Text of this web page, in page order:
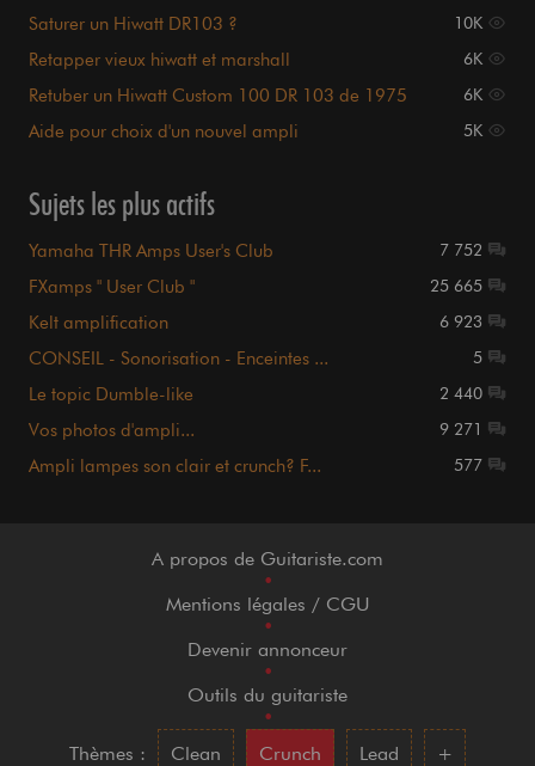
Saturer un Hiwatt DR103 ? 10K
Retapper vieux hiwatt et marshall 6K
Retuber un Hiwatt Custom 100 DR 103 de 1975 6K
Aide pour choix d'un nouvel ampli
5K
Sujets les plus actifs
Yamaha THR Amps User's Club 7 752
FXamps " User Club " 25 665
Kelt amplification 6 923
CONSEIL - Sonorisation - Enceintes ... 5
Le topic Dumble-like 2 440
Vos photos d'ampli... 9 271
Ampli lampes son clair et crunch? F... 577
A propos de Guitariste.com
•
Mentions légales / CGU
•
Devenir annonceur
•
Outils du guitariste
•
Thèmes :
Clean Crunch Lead +